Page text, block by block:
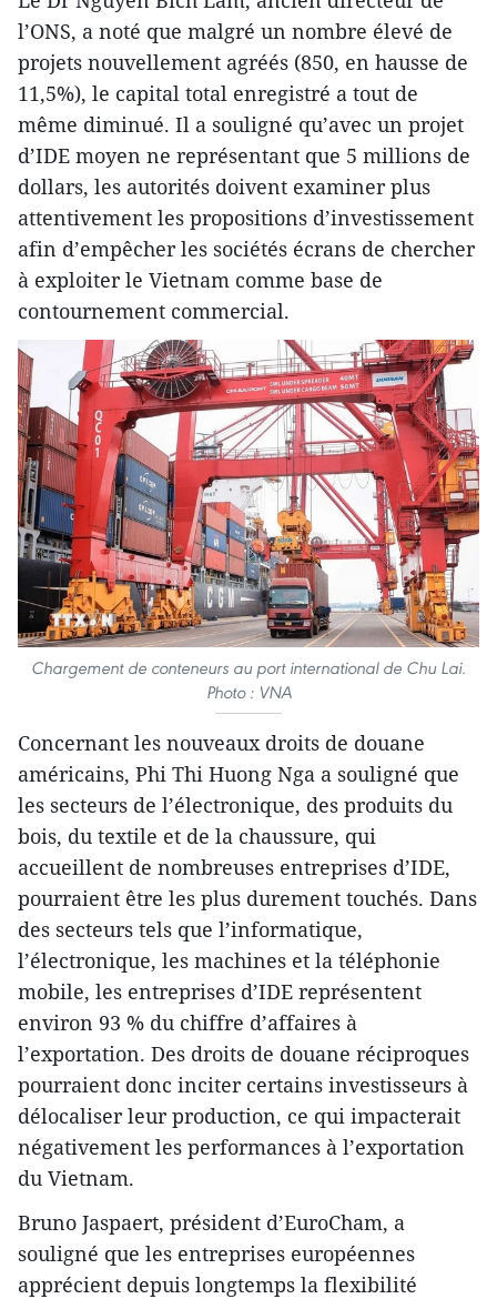
l’ONS, a noté que malgré un nombre élevé de
projets nouvellement agréés (850, en hausse de
11,5%), le capital total enregistré a tout de
même diminué. Il a souligné qu’avec un projet
d’IDE moyen ne représentant que 5 millions de
dollars, les autorités doivent examiner plus
attentivement les propositions d’investissement
afin d’empêcher les sociétés écrans de chercher
à exploiter le Vietnam comme base de
contournement commercial.
Chargement de conteneurs au port international de Chu Lai.
Photo : VNA
Concernant les nouveaux droits de douane
américains, Phi Thi Huong Nga a souligné que
les secteurs de l’électronique, des produits du
bois, du textile et de la chaussure, qui
accueillent de nombreuses entreprises d’IDE,
pourraient être les plus durement touchés. Dans
des secteurs tels que l’informatique,
l’électronique, les machines et la téléphonie
mobile, les entreprises d’IDE représentent
environ 93 % du chiffre d’affaires à
l’exportation. Des droits de douane réciproques
pourraient donc inciter certains investisseurs à
délocaliser leur production, ce qui impacterait
négativement les performances à l’exportation
du Vietnam.
Bruno Jaspaert, président d’EuroCham, a
souligné que les entreprises européennes
apprécient depuis longtemps la flexibilité